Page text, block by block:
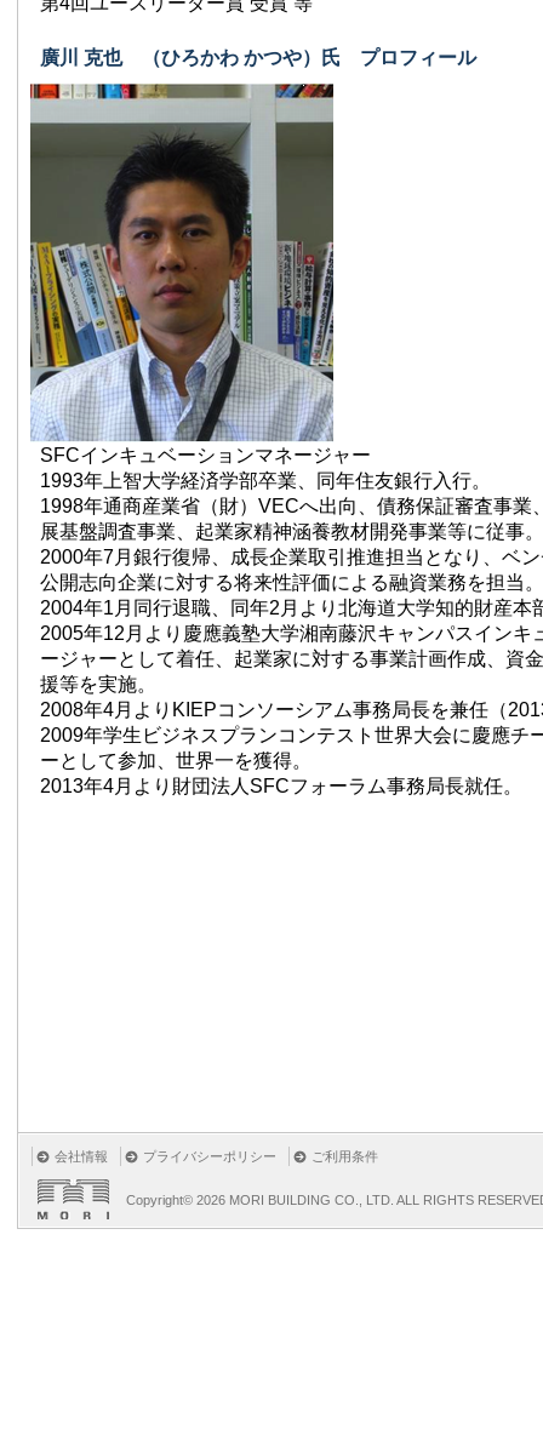
廣川 克也 （ひろかわ かつや）氏 プロフィール
SFCインキュベーションマネージャー
1993年上智大学経済学部卒業、同年住友銀行入行。
1998年通商産業省（財）VECへ出向、債務保証審査事業
展基盤調査事業、起業家精神涵養教材開発事業等に従事。
2000年7月銀行復帰、成長企業取引推進担当となり、ベ
公開志向企業に対する将来性評価による融資業務を担当。
2004年1月同行退職、同年2月より北海道大学知的財産本
2005年12月より慶應義塾大学湘南藤沢キャンパスインキ
ージャーとして着任、起業家に対する事業計画作成、資
援等を実施。
2008年4月よりKIEPコンソーシアム事務局長を兼任（
2009年学生ビジネスプランコンテスト世界大会に慶應チ
ーとして参加、世界一を獲得。
2013年4月より財団法人SFCフォーラム事務局長就任。
会社情報 プライバシーポリシー ご利用条件
Copyright© 2026 MORI BUILDING CO., LTD. ALL RIGHTS